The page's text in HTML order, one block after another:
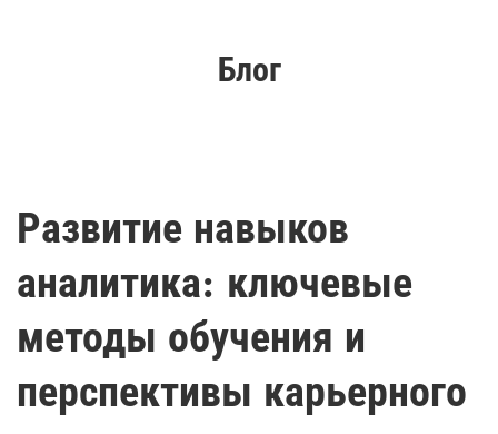
Блог
Развитие навыков
аналитика: ключевые
методы обучения и
перспективы карьерного